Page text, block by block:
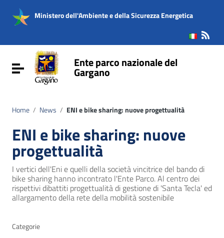
Vai al menu di navigazione
Vai al footer
Ministero dell'Ambiente e della Sicurezza Energetica
Attiva / disattiva la navigazioneEnte parco nazionale del
Gargano
Home / News / ENI e bike sharing: nuove progettualità
ENI e bike sharing: nuove
progettualità
I vertici dell'Eni e quelli della società vincitrice del bando di
bike sharing hanno incontrato l'Ente Parco. Al centro dei
rispettivi dibattiti progettualità di gestione di 'Santa Tecla' ed
allargamento della rete della mobilità sostenibile
Categorie